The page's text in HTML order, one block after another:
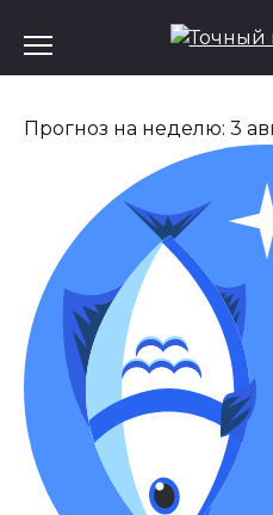
содержанию
Прогноз на неделю: 3